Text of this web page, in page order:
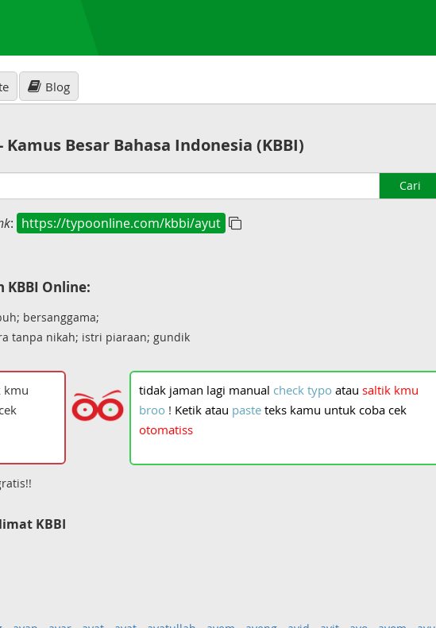
Blog
Besar Bahasa Indonesia (KBBI)
Cari
: https://typoonline.com/kbbi/ayut
Online:
bersanggama;
tanpa nikah; istri piaraan; gundik
tidak jaman lagi manual check typo atau saltik kmu
broo ! Ketik atau paste teks kamu untuk coba cek
otomatiss
KBBI